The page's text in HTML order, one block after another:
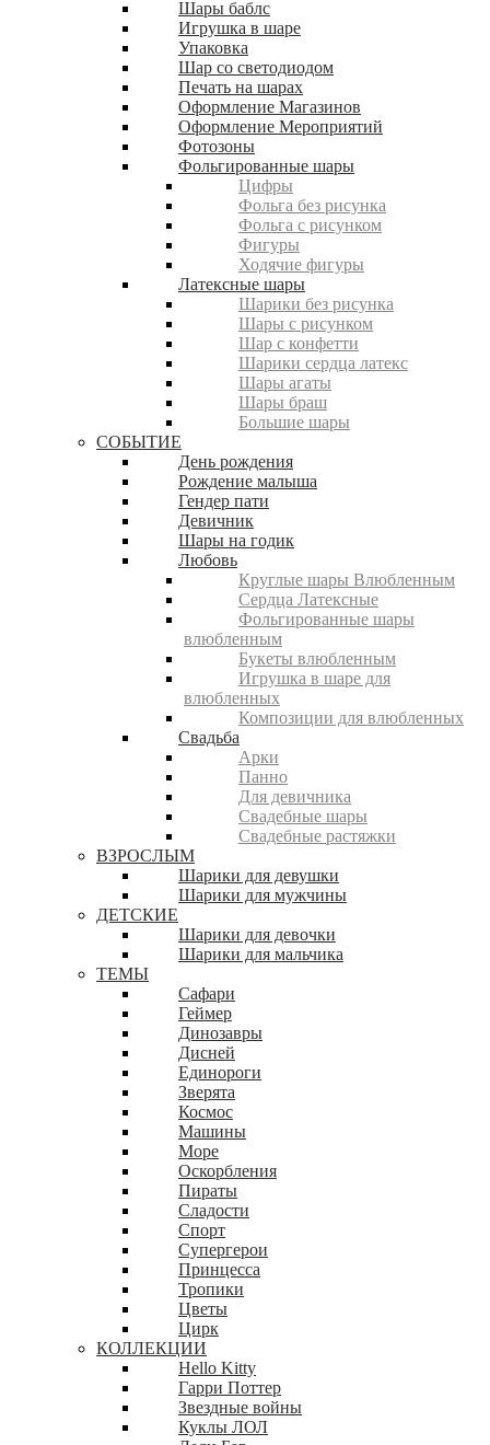
Шары баблс
Игрушка в шаре
Упаковка
Шар со светодиодом
Печать на шарах
Оформление Магазинов
Оформление Мероприятий
Фотозоны
Фольгированные шары
Цифры
Фольга без рисунка
Фольга с рисунком
Фигуры
Ходячие фигуры
Латексные шары
Шарики без рисунка
Шары с рисунком
Шар с конфетти
Шарики сердца латекс
Шары агаты
Шары браш
Большие шары
СОБЫТИЕ
День рождения
Рождение малыша
Гендер пати
Девичник
Шары на годик
Любовь
Круглые шары Влюбленным
Сердца Латексные
Фольгированные шары
влюбленным
Букеты влюбленным
Игрушка в шаре для
влюбленных
Композиции для влюбленных
Свадьба
Арки
Панно
Для девичника
Свадебные шары
Свадебные растяжки
ВЗРОСЛЫМ
Шарики для девушки
Шарики для мужчины
ДЕТСКИЕ
Шарики для девочки
Шарики для мальчика
ТЕМЫ
Сафари
Геймер
Динозавры
Дисней
Единороги
Зверята
Космос
Машины
Море
Оскорбления
Пираты
Сладости
Спорт
Супергерои
Принцесса
Тропики
Цветы
Цирк
КОЛЛЕКЦИИ
Hello Kitty
Гарри Поттер
Звездные войны
Куклы ЛОЛ